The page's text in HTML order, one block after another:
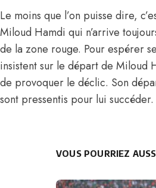
Le moins que l’on puisse dire,
Miloud Hamdi qui n’arrive
de la zone rouge. Pour espérer
insistent sur le départ de Miloud
de provoquer le déclic. Son
sont pressentis pour lui
VOUS POURRIEZ